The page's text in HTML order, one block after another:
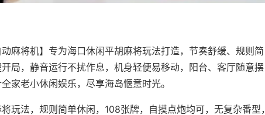
动麻将机】专为海口休闲平胡麻将玩法打造，节奏舒缓、规则简
局，静音运行不扰作息，机身轻便易移动，阳台、客厅随意摆
家老小休闲娱乐，尽享海岛惬意时光。
玩法，规则简单休闲，108张牌，自摸点炮均可，无复杂番型，